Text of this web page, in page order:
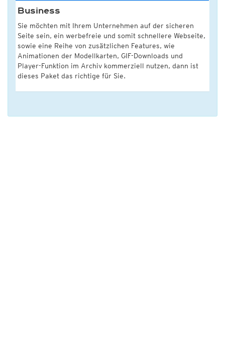
Business
Sie möchten mit Ihrem Unternehmen auf der sicheren
Seite sein, ein werbefreie und somit schnellere Webseite,
sowie eine Reihe von zusätzlichen Features, wie
Animationen der Modellkarten, GIF-Downloads und
Player-Funktion im Archiv kommerziell nutzen, dann ist
dieses Paket das richtige für Sie.